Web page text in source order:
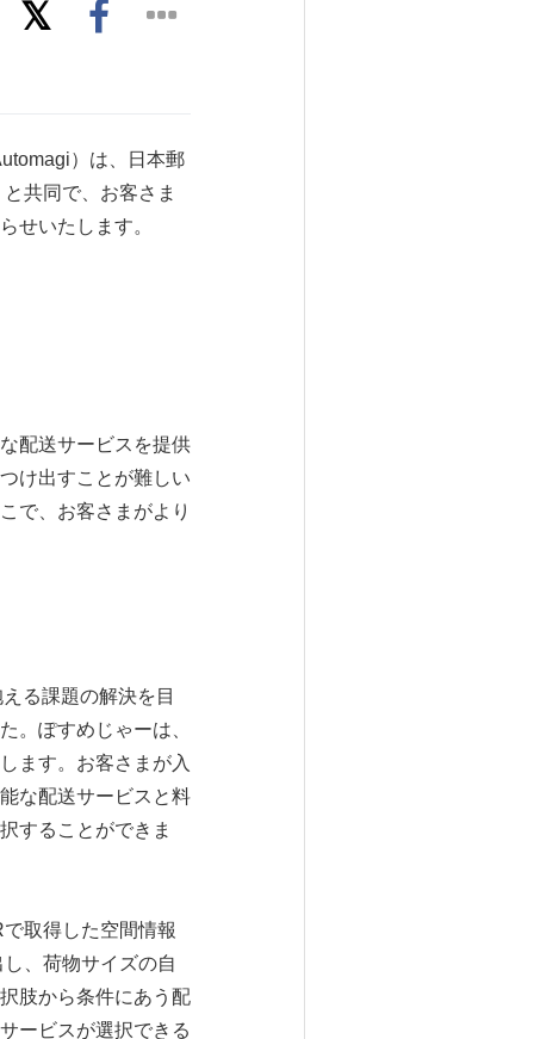
）は、日本郵
共同で、お客さま
せいたします。
配送サービスを提供
け出すことが難しい
で、お客さまがより
る課題の解決を目
。ぽすめじゃーは、
ます。お客さまが入
な配送サービスと料
することができま
取得した空間情報
、荷物サイズの自
肢から条件にあう配
ービスが選択できる